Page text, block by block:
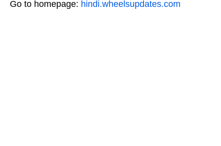
Go to homepage: hindi.wheelsupdates.com